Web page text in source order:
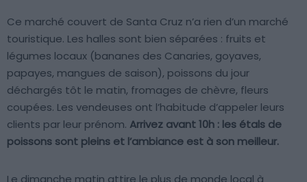
Ce marché couvert de Santa Cruz n’a rien d’un marché
touristique. Les halles sont bien séparées : fruits et
légumes locaux (bananes des Canaries, goyaves,
papayes, mangues de saison), poissons du jour
déchargés tôt le matin, fromages de chèvre, fleurs
coupées. Les vendeuses ont l’habitude d’appeler leurs
clients par leur prénom. Arrivez avant 10h : les étals de
poissons sont pleins et l’ambiance est à son meilleur.
Le dimanche matin attire le plus de monde local à